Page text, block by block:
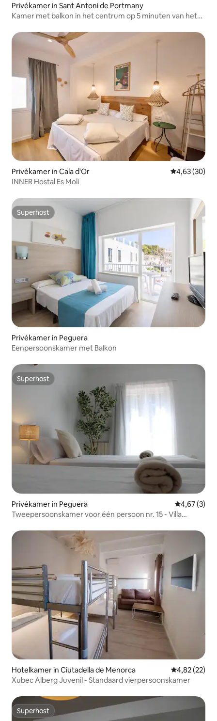
Privékamer in Sant Antoni de Portmany
Kamer met balkon in het centrum op 5 minuten van het
Privékamer in Cala d'Or Gemiddelde
4,63 (30)
INNER Hostal Es Moli
Superhost
Superhost
Privékamer in Peguera
Eenpersoonskamer met Balkon
Superhost
Superhost
Privékamer in Peguera
4,67 (3)
Tweepersoonskamer voor één persoon nr. 15 - Villa
Hotelkamer in Ciutadella de Menorca Gemiddelde
4,82 (22)
Xubec Alberg Juvenil - Standaard vierpersoonskamer
Superhost
Superhost